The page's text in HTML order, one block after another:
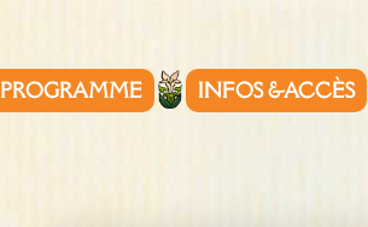
PROGRAMME INFOS &ACCÈS